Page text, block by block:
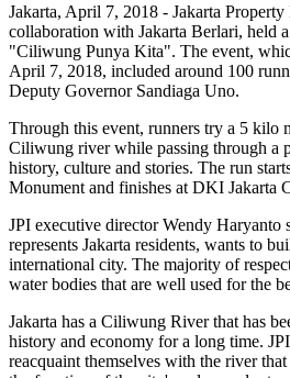
Jakarta, April 7, 2018 - Jakarta
collaboration with Jakarta Berlari, held
"Ciliwung Punya Kita". The event,
April 7, 2018, included around 100
Deputy Governor Sandiaga Uno.
Through this event, runners try a 5 kilo
Ciliwung river while passing through a
history, culture and stories. The run
Monument and finishes at DKI Jakarta
JPI executive director Wendy Haryanto
represents Jakarta residents, wants to
international city. The majority of
water bodies that are well used for the
Jakarta has a Ciliwung River that has
history and economy for a long time.
reacquaint themselves with the river